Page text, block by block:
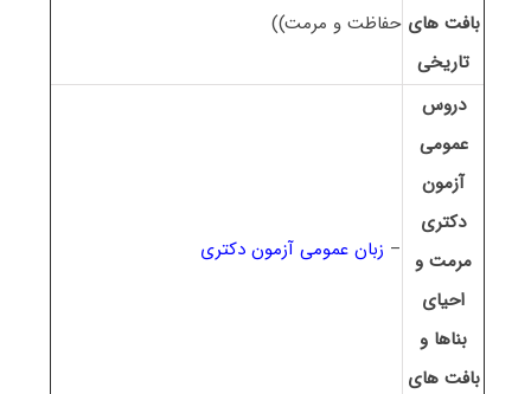
بافت های
تاریخی
حفاظت و مرمت))
دروس
عمومی
آزمون
دکتری
مرمت و
احیای
بناها و
بافت های
– زبان عمومی آزمون دکتری